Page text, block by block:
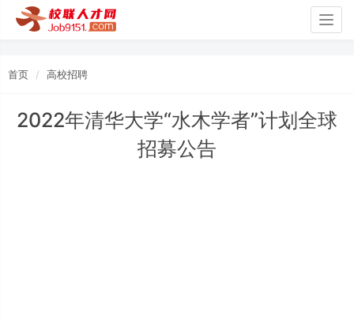
首页 高校招聘
2022年清华大学“水木学者”计划全球
招募公告